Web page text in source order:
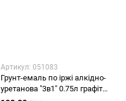
Артикул: 051083
Грунт-емаль по іржі алкідно-
уретанова "3в1" 0.75л графіт